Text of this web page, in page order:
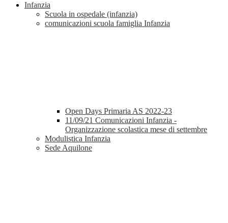
Infanzia
Scuola in ospedale (infanzia)
comunicazioni scuola famiglia Infanzia
Open Days Primaria AS 2022-23
11/09/21 Comunicazioni Infanzia -
Organizzazione scolastica mese di settembre
Modulistica Infanzia
Sede Aquilone